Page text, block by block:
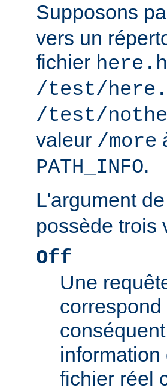
Supposons
vers un
fichier
/test/
/test/
valeur /more
PATH_INFO.
L'argument
possède trois
Off
Une
fichier réel